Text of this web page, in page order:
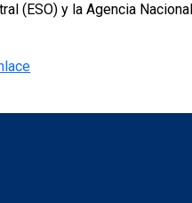
(ESO) y la Agencia